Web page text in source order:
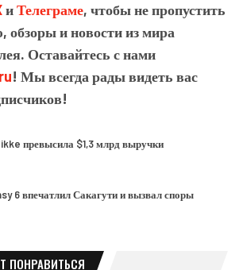
иТелеграме, чтобы не пропустить
обзоры и новости из мира
Оставайтесь с нами
! Мы всегда рады видеть вас
превысила $1,3 млрд выручки
6 впечатлил Сакагути и вызвал споры
ПОНРАВИТЬСЯ